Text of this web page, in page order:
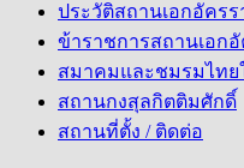
ประวัติสถานเอกอัคร
ข้าราชการสถานเอก
สมาคมและชมรมไทย
สถานกงสุลกิตติมศักดิ์
สถานที่ตั้ง / ติดต่อ